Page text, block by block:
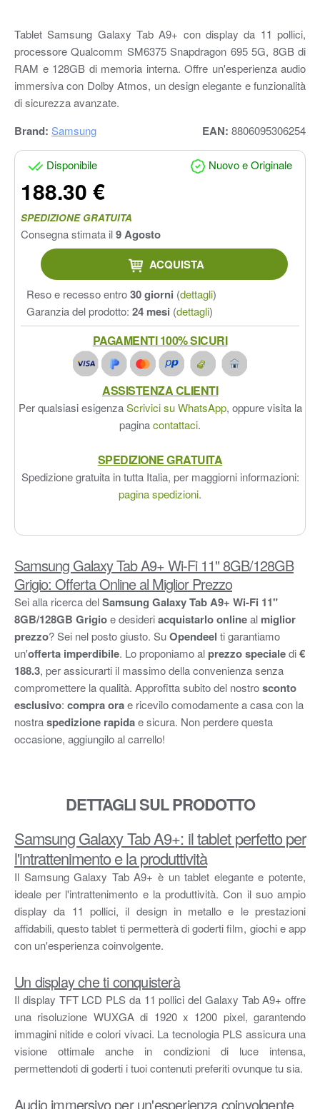
Tablet Samsung Galaxy Tab A9+ con display da 11 pollici,
processore Qualcomm SM6375 Snapdragon 695 5G, 8GB di
RAM e 128GB di memoria interna. Offre un'esperienza audio
immersiva con Dolby Atmos, un design elegante e funzionalità
di sicurezza avanzate.
Brand: Samsung EAN: 8806095306254
Disponibile Nuovo e Originale
188.30 €
SPEDIZIONE GRATUITA
Consegna stimata il9 Agosto
ACQUISTA
Reso e recesso entro30 giorni (dettagli)
Garanzia del prodotto: 24 mesi (dettagli)
PAGAMENTI 100% SICURI
ASSISTENZA CLIENTI
Per qualsiasi esigenzaScrivici su WhatsApp, oppure visita la
paginacontattaci.
SPEDIZIONE GRATUITA
Spedizione gratuita in tutta Italia, per maggiorni informazioni:
pagina spedizioni.
Samsung Galaxy Tab A9+ Wi-Fi 11" 8GB/128GB
Grigio: Offerta Online al Miglior Prezzo
Sei alla ricerca delSamsung Galaxy Tab A9+ Wi-Fi 11"
8GB/128GB Grigioe desideriacquistarlo onlineal miglior
prezzo? Sei nel posto giusto. SuOpendeel ti garantiamo
un'offerta imperdibile. Lo proponiamo al prezzo specialedi€
188.3, per assicurarti il massimo della convenienza senza
compromettere la qualità. Approfitta subito del nostrosconto
esclusivo: compra orae ricevilo comodamente a casa con la
nostraspedizione rapidae sicura. Non perdere questa
occasione, aggiungilo al carrello!
DETTAGLI SUL PRODOTTO
Samsung Galaxy Tab A9+: il tablet perfetto per
l'intrattenimento e la produttività
Il Samsung Galaxy Tab A9+ è un tablet elegante e potente,
ideale per l'intrattenimento e la produttività. Con il suo ampio
display da 11 pollici, il design in metallo e le prestazioni
affidabili, questo tablet ti permetterà di goderti film, giochi e app
con un'esperienza coinvolgente.
Un display che ti conquisterà
Il display TFT LCD PLS da 11 pollici del Galaxy Tab A9+ offre
una risoluzione WUXGA di 1920 x 1200 pixel, garantendo
immagini nitide e colori vivaci. La tecnologia PLS assicura una
visione ottimale anche in condizioni di luce intensa,
permettendoti di goderti i tuoi contenuti preferiti ovunque tu sia.
Audio immersivo per un'esperienza coinvolgente